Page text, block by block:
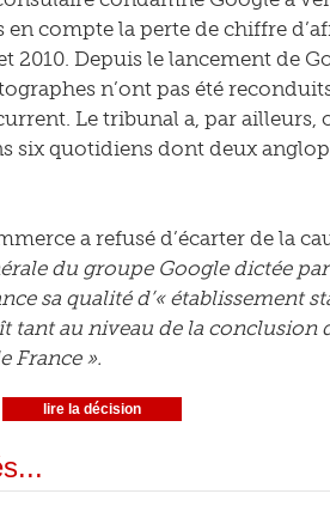
en compte la perte de chiffre
2010. Depuis le lancement de
n’ont pas été
Le tribunal a, par
six quotidiens dont deux
a refusé d’écarter de la
du groupe Google dictée
sa qualité d’« établissement
tant au niveau de la
France ».
lire la décision